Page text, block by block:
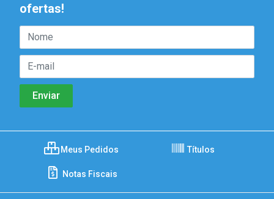
ofertas!
Meus Pedidos Títulos
Notas Fiscais